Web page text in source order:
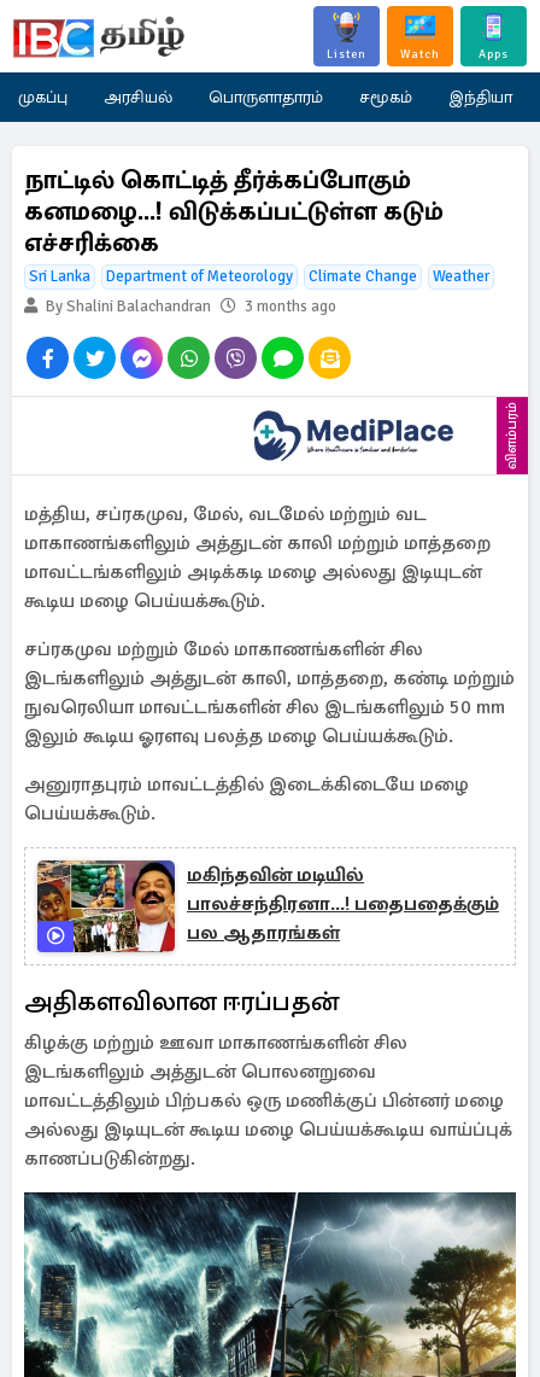
Listen Watch Apps
முகப்பு அரசியல் பொருளாதாரம் சமூகம் இந்தியா
நாட்டில் கொட்டித் தீர்க்கப்போகும்
கனமழை...! விடுக்கப்பட்டுள்ள கடும்
எச்சரிக்கை
Sri Lanka Department of Meteorology Climate Change
Weather
By Shalini Balachandran
3 months ago
விளம்பரம்
மத்திய, சப்ரகமுவ, மேல், வடமேல் மற்றும் வட
மாகாணங்களிலும் அத்துடன் காலி மற்றும் மாத்தறை
மாவட்டங்களிலும் அடிக்கடி மழை அல்லது இடியுடன்
கூடிய மழை பெய்யக்கூடும்.
சப்ரகமுவ மற்றும் மேல் மாகாணங்களின் சில
இடங்களிலும் அத்துடன் காலி, மாத்தறை, கண்டி மற்றும்
நுவரெலியா மாவட்டங்களின் சில இடங்களிலும் 50 mm
இலும் கூடிய ஓரளவு பலத்த மழை பெய்யக்கூடும்.
அனுராதபுரம் மாவட்டத்தில் இடைக்கிடையே மழை
பெய்யக்கூடும்.
மகிந்தவின் மடியில்
பாலச்சந்திரனா...! பதைபதைக்கும்
பல ஆதாரங்கள்
அதிகளவிலான ஈரப்பதன்
கிழக்கு மற்றும் ஊவா மாகாணங்களின் சில
இடங்களிலும் அத்துடன் பொலனறுவை
மாவட்டத்திலும் பிற்பகல் ஒரு மணிக்குப் பின்னர் மழை
அல்லது இடியுடன் கூடிய மழை பெய்யக்கூடிய வாய்ப்புக்
காணப்படுகின்றது.